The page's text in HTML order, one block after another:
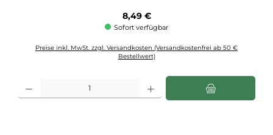
Regulärer Preis:
8,49 €
Sofort verfügbar
Preise inkl. MwSt. zzgl. Versandkosten (Versandkostenfrei ab 50 €
Bestellwert)